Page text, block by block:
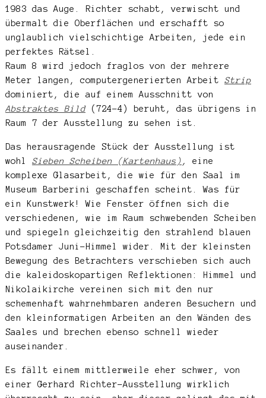
1983 das Auge. Richter schabt, verwischt und
übermalt die Oberflächen und erschafft so
unglaublich vielschichtige Arbeiten, jede ein
perfektes Rätsel.
Raum 8 wird jedoch fraglos von der mehrere
Meter langen, computergenerierten Arbeit Strip
dominiert, die auf einem Ausschnitt von
Abstraktes Bild(724-4) beruht, das übrigens in
Raum 7 der Ausstellung zu sehen ist.
Das herausragende Stück der Ausstellung ist
wohl Sieben Scheiben (Kartenhaus) ,
eine
komplexe Glasarbeit, die wie für den Saal im
Museum Barberini geschaffen scheint. Was für
ein Kunstwerk! Wie Fenster öffnen sich die
verschiedenen, wie im Raum schwebenden Scheiben
und spiegeln gleichzeitig den strahlend blauen
Potsdamer Juni-Himmel wider. Mit der kleinsten
Bewegung des Betrachters verschieben sich auch
die kaleidoskopartigen Reflektionen: Himmel und
Nikolaikirche vereinen sich mit den nur
schemenhaft wahrnehmbaren anderen Besuchern und
den kleinformatigen Arbeiten an den Wänden des
Saales und brechen ebenso schnell wieder
auseinander.
Es fällt einem mittlerweile eher schwer, von
einer Gerhard Richter-Ausstellung wirklich